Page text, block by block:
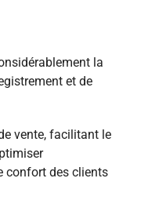
la
et de
vente, facilitant le
confort des clients